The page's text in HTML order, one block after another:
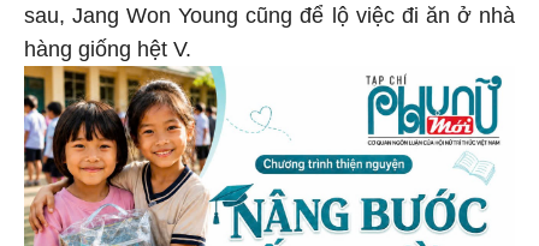
sau, Jang Won Young cũng để lộ việc đi ăn ở nhà
hàng giống hệt V.